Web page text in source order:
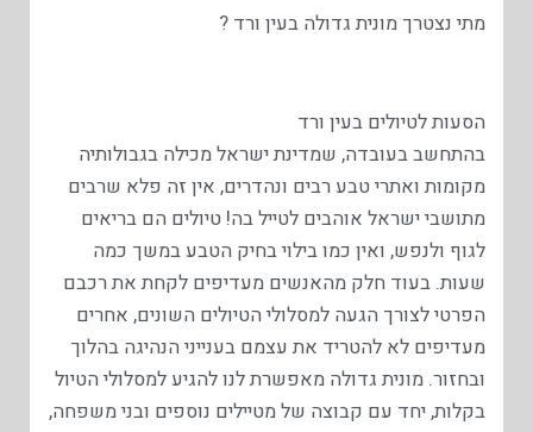
מתי נצטרך מונית גדולה בעין ורד ?
הסעות לטיולים בעין ורד
בהתחשב בעובדה, שמדינת ישראל מכילה בגבולותיה
מקומות ואתרי טבע רבים ונהדרים, אין זה פלא שרבים
מתושבי ישראל אוהבים לטייל בה! טיולים הם בריאים
לגוף ולנפש, ואין כמו בילוי בחיק הטבע במשך כמה
שעות. בעוד חלק מהאנשים מעדיפים לקחת את רכבם
הפרטי לצורך הגעה למסלולי הטיולים השונים, אחרים
מעדיפים לא להטריד את עצמם בענייני הנהיגה בהלוך
ובחזור. מונית גדולה מאפשרת לנו להגיע למסלולי הטיול
בקלות, יחד עם קבוצה של מטיילים נוספים ובני משפחה,